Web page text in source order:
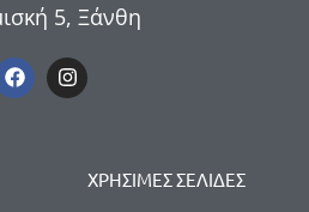
5, Ξάνθη
ΧΡΗΣΙΜΕΣ ΣΕΛΙΔΕΣ